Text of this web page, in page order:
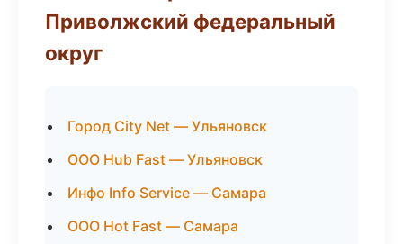
Приволжский федеральный
округ
Город City Net — Ульяновск
ООО Hub Fast — Ульяновск
Инфо Info Service — Самара
ООО Hot Fast — Самара